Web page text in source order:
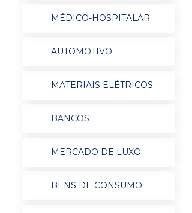
MÉDICO-HOSPITALAR
AUTOMOTIVO
MATERIAIS ELÉTRICOS
BANCOS
MERCADO DE LUXO
BENS DE CONSUMO